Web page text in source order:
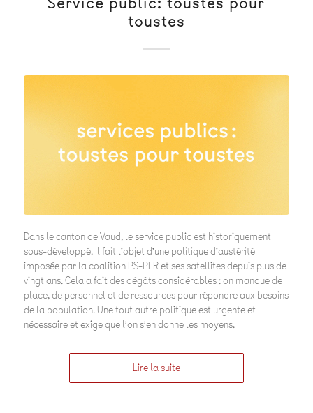
toustes
Dans le canton de Vaud, le service public est historiquement
sous-développé. Il fait l’objet d’une politique d’austérité
imposée par la coalition PS-PLR et ses satellites depuis plus de
vingt ans. Cela a fait des dégâts considérables : on manque de
place, de personnel et de ressources pour répondre aux besoins
de la population. Une tout autre politique est urgente et
nécessaire et exige que l’on s’en donne les moyens.
Lire la suite